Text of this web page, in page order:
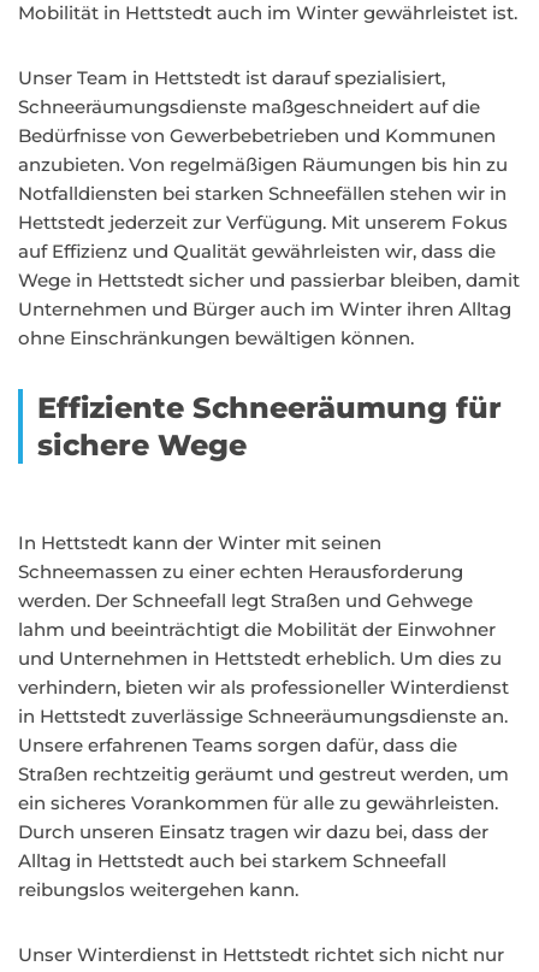
Mobilität in Hettstedt auch im Winter gewährleistet ist.
Unser Team in Hettstedt ist darauf spezialisiert,
Schneeräumungsdienste maßgeschneidert auf die
Bedürfnisse von Gewerbebetrieben und Kommunen
anzubieten. Von regelmäßigen Räumungen bis hin zu
Notfalldiensten bei starken Schneefällen stehen wir in
Hettstedt jederzeit zur Verfügung. Mit unserem Fokus
auf Effizienz und Qualität gewährleisten wir, dass die
Wege in Hettstedt sicher und passierbar bleiben, damit
Unternehmen und Bürger auch im Winter ihren Alltag
ohne Einschränkungen bewältigen können.
Effiziente Schneeräumung für
sichere Wege
In Hettstedt kann der Winter mit seinen
Schneemassen zu einer echten Herausforderung
werden. Der Schneefall legt Straßen und Gehwege
lahm und beeinträchtigt die Mobilität der Einwohner
und Unternehmen in Hettstedt erheblich. Um dies zu
verhindern, bieten wir als professioneller Winterdienst
in Hettstedt zuverlässige Schneeräumungsdienste an.
Unsere erfahrenen Teams sorgen dafür, dass die
Straßen rechtzeitig geräumt und gestreut werden, um
ein sicheres Vorankommen für alle zu gewährleisten.
Durch unseren Einsatz tragen wir dazu bei, dass der
Alltag in Hettstedt auch bei starkem Schneefall
reibungslos weitergehen kann.
Unser Winterdienst in Hettstedt richtet sich nicht nur